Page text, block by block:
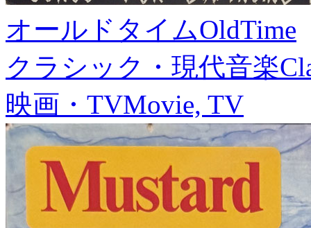
オールドタイムOldTime
クラシック・現代音楽
映画・TVMovie, TV